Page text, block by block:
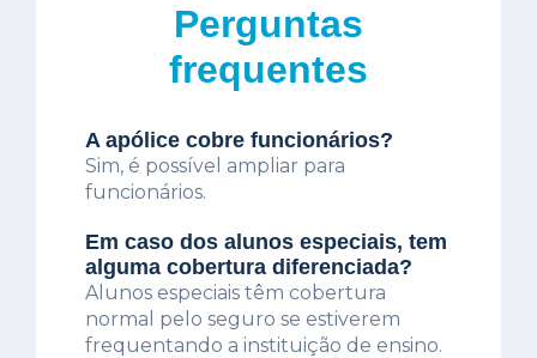
Perguntas
frequentes
A apólice cobre funcionários?
Sim, é possível ampliar para
funcionários.
Em caso dos alunos especiais, tem
alguma cobertura diferenciada?
Alunos especiais têm cobertura
normal pelo seguro se estiverem
frequentando a instituição de ensino.